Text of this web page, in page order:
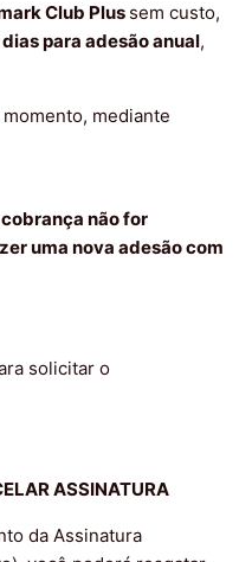
Club Plus sem custo,
para adesão anual,
mediante
não for
uma nova adesão com
solicitar o
ASSINATURA
da Assinatura